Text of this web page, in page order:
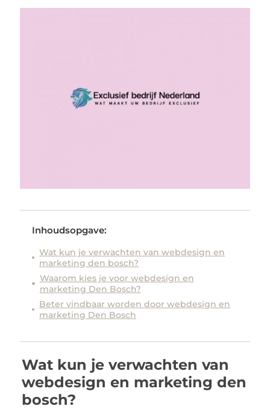
Inhoudsopgave:
Wat kun je verwachten van webdesign en
marketing den bosch?
Waarom kies je voor webdesign en
marketing Den Bosch?
Beter vindbaar worden door webdesign en
marketing Den Bosch
Wat kun je verwachten van
webdesign en marketing den
bosch?